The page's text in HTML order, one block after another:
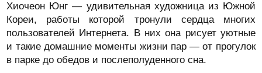
Хиочеон Юнг — удивительная художница из Южной
Кореи, работы которой тронули сердца многих
пользователей Интернета. В них она рисует уютные
и такие домашние моменты жизни пар — от прогулок
в парке до обедов и послеполуденного сна.